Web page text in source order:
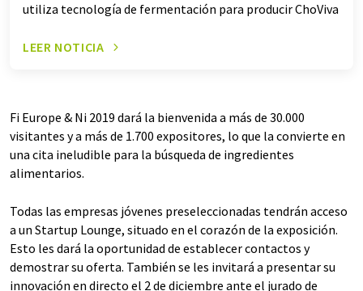
utiliza tecnología de fermentación para producir ChoViva
LEER NOTICIA
Fi Europe & Ni 2019 dará la bienvenida a más de 30.000
visitantes y a más de 1.700 expositores, lo que la convierte en
una cita ineludible para la búsqueda de ingredientes
alimentarios.
Todas las empresas jóvenes preseleccionadas tendrán acceso
a un Startup Lounge, situado en el corazón de la exposición.
Esto les dará la oportunidad de establecer contactos y
demostrar su oferta. También se les invitará a presentar su
innovación en directo el 2 de diciembre ante el jurado de